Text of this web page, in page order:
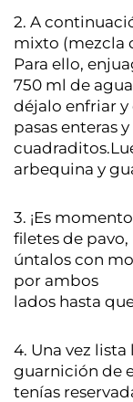
2. A
mixto (mezcla
Para ello,
750 ml de
déjalo enfriar y
pasas enteras
arbequina y
3. ¡Es
filetes de pavo,
úntalos con
por ambos
lados hasta
4. Una vez
guarnición de
tenías